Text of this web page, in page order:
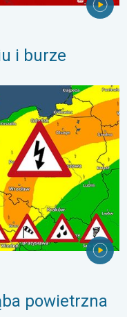
i burze
Ostrzeżenie
powietrzna